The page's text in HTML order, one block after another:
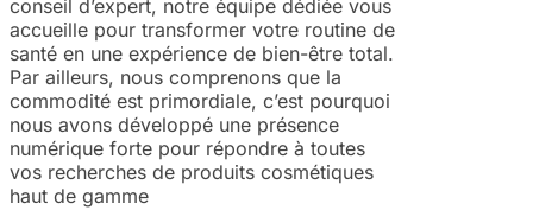
conseil d’expert, notre équipe dédiée vous
accueille pour transformer votre routine de
santé en une expérience de bien-être total.
Par ailleurs, nous comprenons que la
commodité est primordiale, c’est pourquoi
nous avons développé une présence
numérique forte pour répondre à toutes
vos recherches de produits cosmétiques
haut de gamme